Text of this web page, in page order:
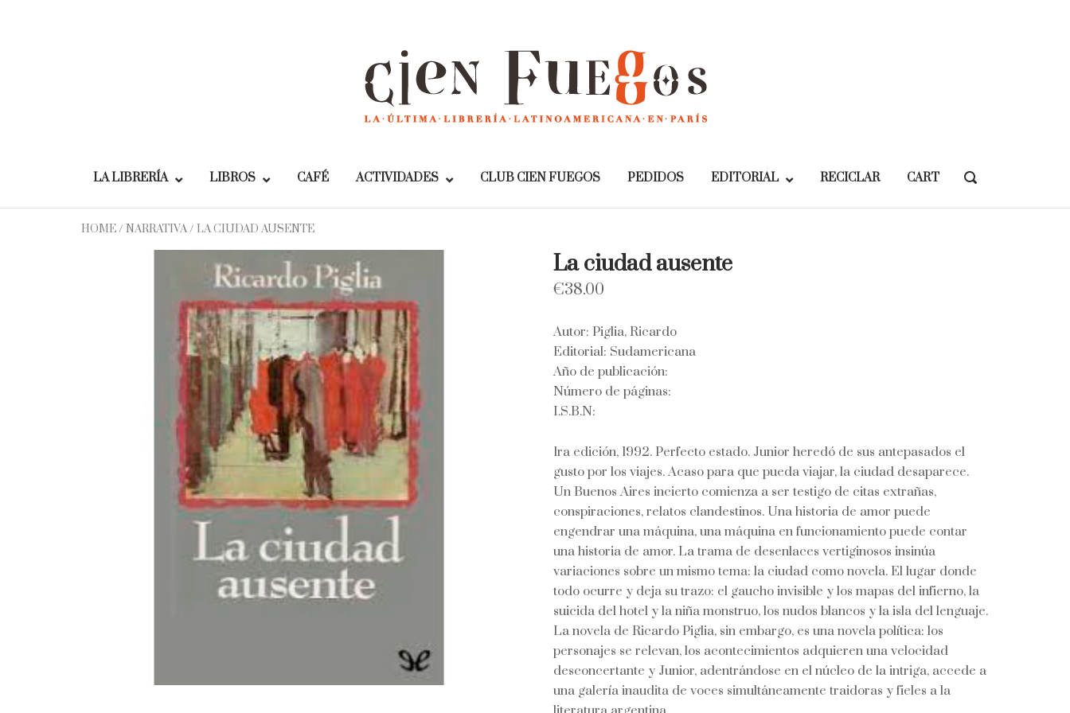
LA LIBRERÍA LIBROS CAFÉ ACTIVIDADES CLUB CIEN FUEGOS PEDIDOS EDITORIAL RECICLAR CART
OPEN
BAR
HOME/ NARRATIVA/ LA CIUDAD AUSENTE
La ciudad ausente
€38.00
Autor: Piglia, Ricardo
Editorial: Sudamericana
Año de publicación:
Número de páginas:
I.S.B.N:
1ra edición, 1992. Perfecto estado. Junior heredó de sus antepasados el
gusto por los viajes. Acaso para que pueda viajar, la ciudad desaparece.
Un Buenos Aires incierto comienza a ser testigo de citas extrañas,
conspiraciones, relatos clandestinos. Una historia de amor puede
engendrar una máquina, una máquina en funcionamiento puede contar
una historia de amor. La trama de desenlaces vertiginosos insinúa
variaciones sobre un mismo tema: la ciudad como novela. El lugar donde
todo ocurre y deja su trazo: el gaucho invisible y los mapas del infierno, la
suicida del hotel y la niña monstruo, los nudos blancos y la isla del lenguaje.
La novela de Ricardo Piglia, sin embargo, es una novela política: los
personajes se relevan, los acontecimientos adquieren una velocidad
desconcertante y Junior, adentrándose en el núcleo de la intriga, accede a
una galería inaudita de voces simultáneamente traidoras y fieles a la